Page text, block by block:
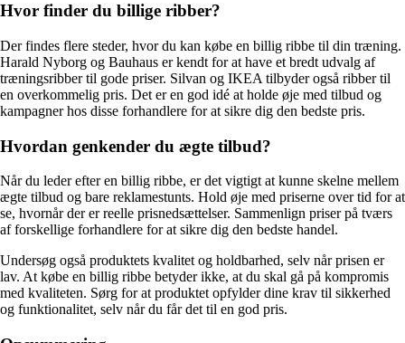
Hvor finder du billige ribber?
Der findes flere steder, hvor du kan købe en billig ribbe til din træning.
Harald Nyborg og Bauhaus er kendt for at have et bredt udvalg af
træningsribber til gode priser. Silvan og IKEA tilbyder også ribber til
en overkommelig pris. Det er en god idé at holde øje med tilbud og
kampagner hos disse forhandlere for at sikre dig den bedste pris.
Hvordan genkender du ægte tilbud?
Når du leder efter en billig ribbe, er det vigtigt at kunne skelne mellem
ægte tilbud og bare reklamestunts. Hold øje med priserne over tid for at
se, hvornår der er reelle prisnedsættelser. Sammenlign priser på tværs
af forskellige forhandlere for at sikre dig den bedste handel.
Undersøg også produktets kvalitet og holdbarhed, selv når prisen er
lav. At købe en billig ribbe betyder ikke, at du skal gå på kompromis
med kvaliteten. Sørg for at produktet opfylder dine krav til sikkerhed
og funktionalitet, selv når du får det til en god pris.